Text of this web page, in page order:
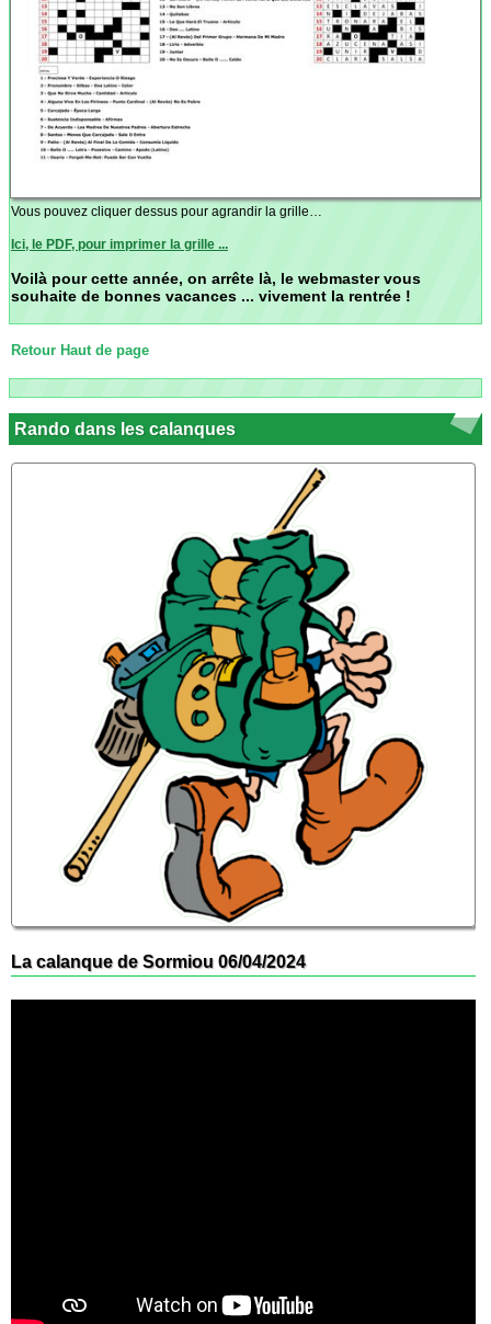
Vous pouvez cliquer dessus pour agrandir la grille…
Ici, le PDF, pour imprimer la grille ...
Voilà pour cette année, on arrête là, le webmaster vous
souhaite de bonnes vacances ... vivement la rentrée !
Retour Haut de page
Rando dans les calanques
La calanque de Sormiou 06/04/2024